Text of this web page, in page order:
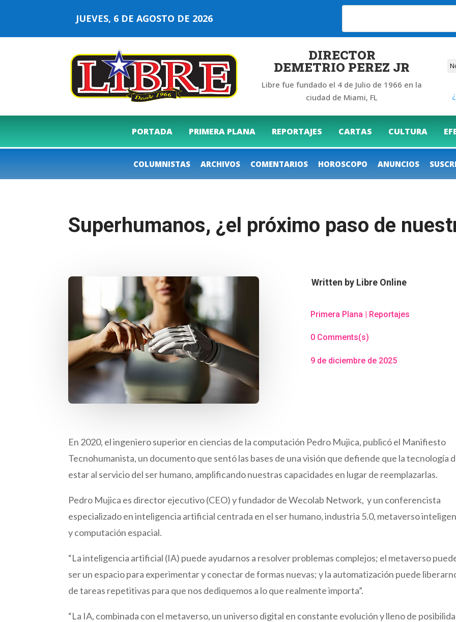
JUEVES, 6 DE AGOSTO DE 2026
DIRECTOR
DEMETRIO PEREZ JR
Libre fue fundado el 4 de Julio de 1966 en la
ciudad de Miami, FL
PORTADA PRIMERA PLANA REPORTAJES CARTAS CULTURA
COLUMNISTAS ARCHIVOS COMENTARIOS HOROSCOPO ANUNCIOS
Superhumanos, ¿el próximo paso de
Written by Libre Online
Primera Plana | Reportajes
0 Comments(s)
9 de diciembre de 2025
En 2020, el ingeniero superior en ciencias de la computación Pedro Mujica, publicó el Manifiesto
Tecnohumanista, un documento que sentó las bases de una visión que defiende que la tecnología
estar al servicio del ser humano, amplificando nuestras capacidades en lugar de reemplazarlas.
Pedro Mujica es director ejecutivo (CEO) y fundador de Wecolab Network, y un conferencista
especializado en inteligencia artificial centrada en el ser humano, industria 5.0, metaverso
y computación espacial.
“La inteligencia artificial (IA) puede ayudarnos a resolver problemas complejos; el metaverso
ser un espacio para experimentar y conectar de formas nuevas; y la automatización puede
de tareas repetitivas para que nos dediquemos a lo que realmente importa”.
“La IA, combinada con el metaverso, un universo digital en constante evolución y lleno de